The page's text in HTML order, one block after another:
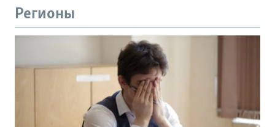
Регионы